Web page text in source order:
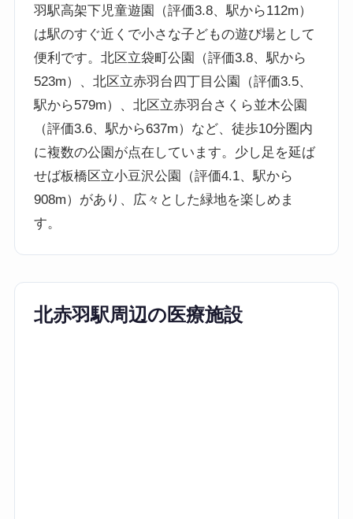
羽駅高架下児童遊園（評価3.8、駅から112m）
は駅のすぐ近くで小さな子どもの遊び場として
便利です。北区立袋町公園（評価3.8、駅から
523m）、北区立赤羽台四丁目公園（評価3.5、
駅から579m）、北区立赤羽台さくら並木公園
（評価3.6、駅から637m）など、徒歩10分圏内
に複数の公園が点在しています。少し足を延ば
せば板橋区立小豆沢公園（評価4.1、駅から
908m）があり、広々とした緑地を楽しめま
す。
北赤羽駅周辺の医療施設